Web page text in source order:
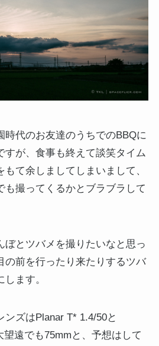
時代のお友達のうちでのBBQに
すが、食事も終えて談笑タイム
て余しましてしまいまして、
も撮ってくるかとブラブラして
ぼとツバメを撮りたいなと思っ
の前を行ったり来たりするツバ
ます。
ンズはPlanar T* 1.4/50と
望遠でも75mmと、予想はして